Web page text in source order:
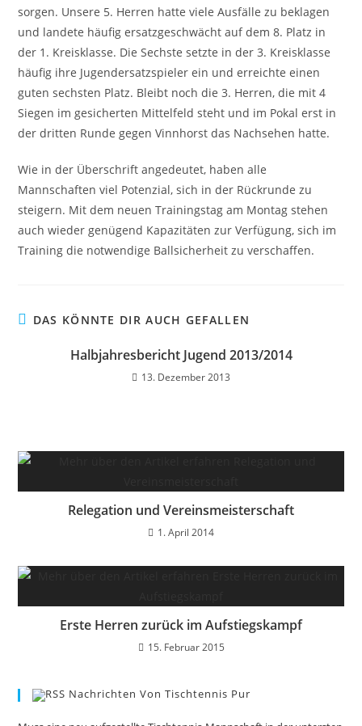
sorgen. Unsere 5. Herren hatte viele Ausfälle zu beklagen
und landete häufig ersatzgeschwächt auf dem 8. Platz in
der 1. Kreisklasse. Die Sechste setzte in der 3. Kreisklasse
häufig ihre Jugendersatzspieler ein und erreichte einen
guten sechsten Platz. Bleibt noch die 3. Herren, die mit 4
Siegen im gesicherten Mittelfeld steht und im Pokal erst in
der dritten Runde gegen Vinnhorst das Nachsehen hatte.
Wie in der Überschrift angedeutet, haben alle
Mannschaften viel Potenzial, sich in der Rückrunde zu
steigern. Mit dem neuen Trainingstag am Montag stehen
auch wieder genügend Kapazitäten zur Verfügung, sich im
Training die notwendige Ballsicherheit zu verschaffen.
DAS KÖNNTE DIR AUCH GEFALLEN
Halbjahresbericht Jugend 2013/2014
13. Dezember 2013
Relegation und Vereinsmeisterschaft
1. April 2014
Erste Herren zurück im Aufstiegskampf
15. Februar 2015
Nachrichten Von Tischtennis Pur